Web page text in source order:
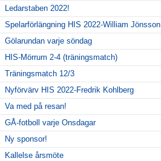
Ledarstaben 2022!
Spelarförlängning HIS 2022-William Jönsson
Gölarundan varje söndag
HIS-Mörrum 2-4 (träningsmatch)
Träningsmatch 12/3
Nyförvärv HIS 2022-Fredrik Kohlberg
Va med på resan!
GÅ-fotboll varje Onsdagar
Ny sponsor!
Kallelse årsmöte